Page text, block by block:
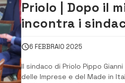
Priolo | Dopo il
incontra i
futuro del
6 FEBBRAIO 2025
Il sindaco di Priolo Pippo
delle Imprese e del Made in